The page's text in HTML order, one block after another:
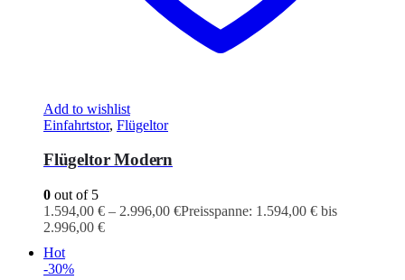
Add to wishlist
Einfahrtstor, Flügeltor
Flügeltor Modern
0 out of 5
1.594,00 € – 2.996,00 €Preisspanne: 1.594,00 € bis
2.996,00 €
Hot
-30%